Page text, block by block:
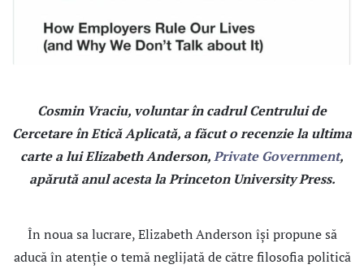
Cosmin Vraciu, voluntar în cadrul Centrului de
Cercetare în Etică Aplicată, a făcut o recenzie la ultima
carte a lui Elizabeth Anderson,Private Government,
apărută anul acesta la Princeton University Press.
În noua sa lucrare, Elizabeth Anderson îşi propune să
aducă în atenţie o temă neglijată de către filosofia politică